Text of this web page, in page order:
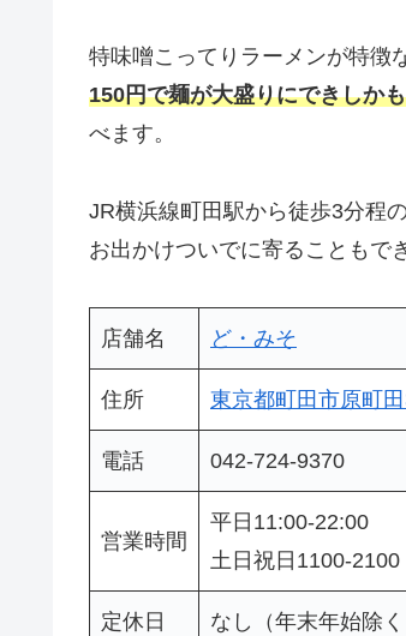
特味噌こってりラーメンが特徴
150円で麺が大盛りにできしか
べます。
JR横浜線町田駅から徒歩3分程
お出かけついでに寄ることもで
店舗名 ど・みそ
住所 東京都町田市原町
電話 042-724-9370
営業時間
平日11:00-22:00
土日祝日1100-2100
定休日 なし（年末年始除く